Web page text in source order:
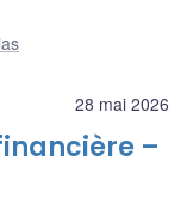
28 mai 2026
–